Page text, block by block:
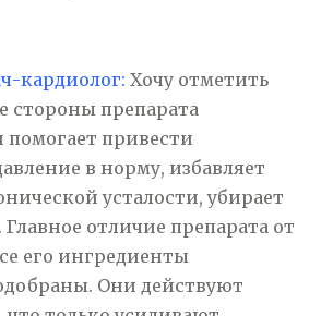
кардиолог:Хочу отметить
стороны препарата
помогает привести
в норму, избавляет
усталости, убирает
отличие препарата от
его ингредиенты
Они действуют